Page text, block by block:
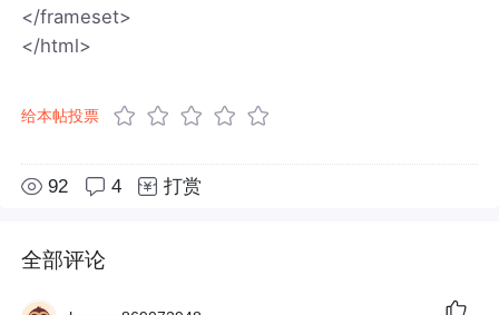
</frameset>
</html>
给本帖投票
92 4 打赏
全部评论